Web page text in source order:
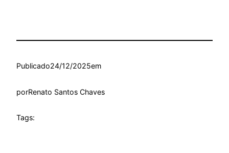
Publicado24/12/2025em
porRenato Santos Chaves
Tags: